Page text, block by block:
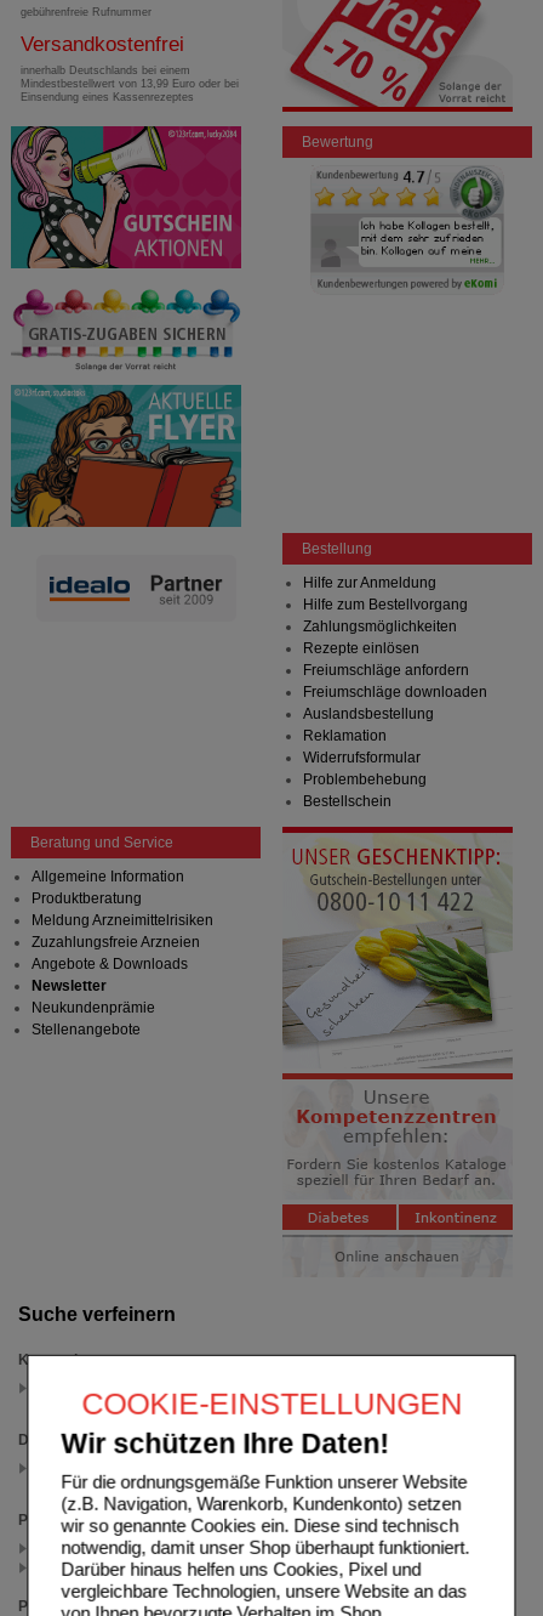
COOKIE-EINSTELLUNGEN
Wir schützen Ihre Daten!
Für die ordnungsgemäße Funktion unserer Website
(z.B. Navigation, Warenkorb, Kundenkonto) setzen
wir so genannte Cookies ein. Diese sind technisch
notwendig, damit unser Shop überhaupt funktioniert.
Darüber hinaus helfen uns Cookies, Pixel und
vergleichbare Technologien, unsere Website an das
Suche verfeinern
Kategorien
(auswahl entfernen)
Darreichungsform
(auswahl entfernen)
Packungsgröße
200 ml (2)
100 ml (1)
Preis
gebührenfreie Rufnummer
Versandkostenfrei
innerhalb Deutschlands bei einem
Mindestbestellwert von 13,99 Euro oder bei
Einsendung eines Kassenrezeptes
Bewertung
Bestellung
Hilfe zur Anmeldung
Hilfe zum Bestellvorgang
Zahlungsmöglichkeiten
Rezepte einlösen
Freiumschläge anfordern
Freiumschläge downloaden
Auslandsbestellung
Reklamation
Widerrufsformular
Problembehebung
Bestellschein
Beratung und Service
Allgemeine Information
Produktberatung
Meldung Arzneimittelrisiken
Zuzahlungsfreie Arzneien
Angebote & Downloads
Newsletter
Neukundenprämie
Stellenangebote